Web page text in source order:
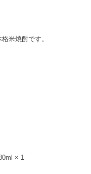
米焼酎です。
× 1